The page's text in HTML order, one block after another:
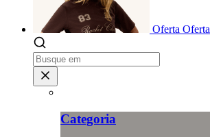
Oferta Oferta
Categoria